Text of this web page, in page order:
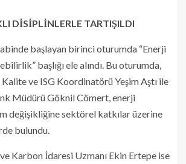
DİSİPLİNLERLE TARTIŞILDI
başlayan birinci oturumda “Enerji
başlığı ele alındı. Bu oturumda,
ve ISG Koordinatörü Yeşim Aştı ile
Müdürü Göknil Cömert, enerji
değişikliğine sektörel katkılar üzerine
bulundu.
Karbon İdaresi Uzmanı Ekin Ertepe ise